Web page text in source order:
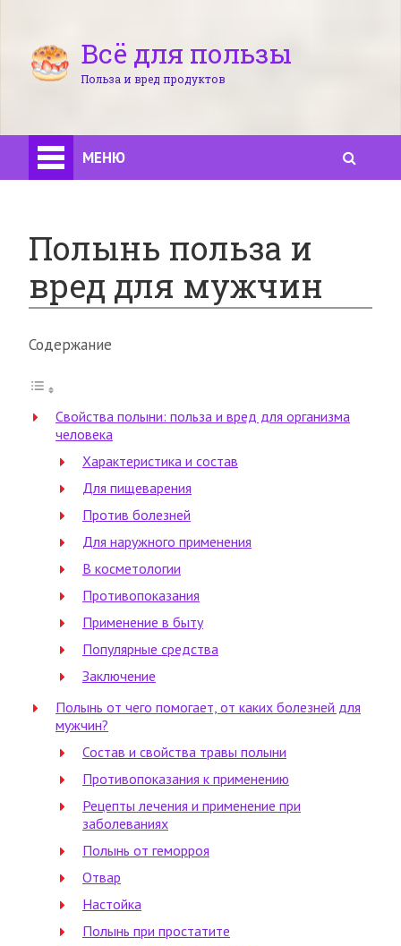
Всё для пользы
Польза и вред продуктов
МЕНЮ
Полынь польза и
вред для мужчин
Содержание
Свойства полыни: польза и вред для организма
человека
Характеристика и состав
Для пищеварения
Против болезней
Для наружного применения
В косметологии
Противопоказания
Применение в быту
Популярные средства
Заключение
Полынь от чего помогает, от каких болезней для
мужчин?
Состав и свойства травы полыни
Противопоказания к применению
Рецепты лечения и применение при
заболеваниях
Полынь от геморроя
Отвар
Настойка
Полынь при простатите